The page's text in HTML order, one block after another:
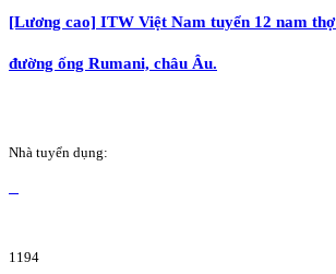
[Lương cao] ITW Việt Nam tuyển 12 nam
đường ống Rumani, châu Âu.
Nhà tuyển dụng:
1194